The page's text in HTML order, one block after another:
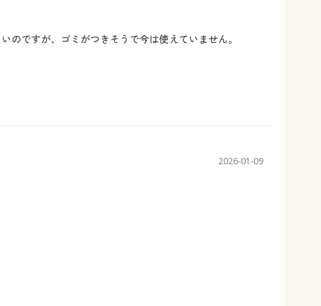
ですが、ゴミがつきそうで今は使えていません。
2026-01-09